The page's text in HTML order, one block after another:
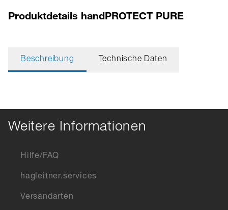
Produktdetails handPROTECT PURE
Beschreibung Technische Daten
Weitere Informationen
Hilfe/FAQ
hagleitner.services
Versandarten